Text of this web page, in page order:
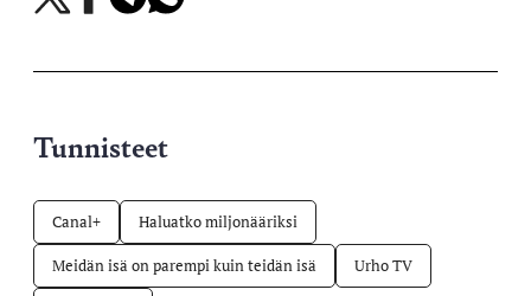
X-
Facebookissa
Telegramissa
WhatsAppissa
Tunnisteet
Canal+ Haluatko miljonääriksi
Meidän isä on parempi kuin teidän isä Urho TV